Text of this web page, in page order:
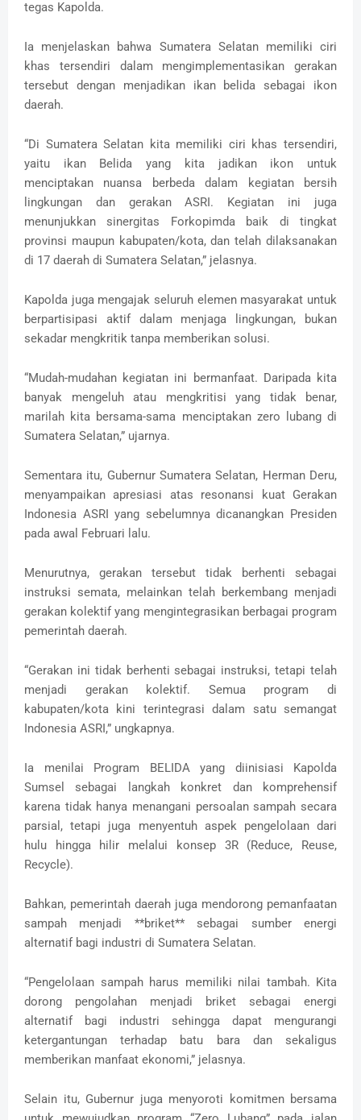
tegas Kapolda.
Ia menjelaskan bahwa Sumatera Selatan memiliki ciri
khas tersendiri dalam mengimplementasikan gerakan
tersebut dengan menjadikan ikan belida sebagai ikon
daerah.
“Di Sumatera Selatan kita memiliki ciri khas tersendiri,
yaitu ikan Belida yang kita jadikan ikon untuk
menciptakan nuansa berbeda dalam kegiatan bersih
lingkungan dan gerakan ASRI. Kegiatan ini juga
menunjukkan sinergitas Forkopimda baik di tingkat
provinsi maupun kabupaten/kota, dan telah dilaksanakan
di 17 daerah di Sumatera Selatan,” jelasnya.
Kapolda juga mengajak seluruh elemen masyarakat untuk
berpartisipasi aktif dalam menjaga lingkungan, bukan
sekadar mengkritik tanpa memberikan solusi.
“Mudah-mudahan kegiatan ini bermanfaat. Daripada kita
banyak mengeluh atau mengkritisi yang tidak benar,
marilah kita bersama-sama menciptakan zero lubang di
Sumatera Selatan,” ujarnya.
Sementara itu, Gubernur Sumatera Selatan, Herman Deru,
menyampaikan apresiasi atas resonansi kuat Gerakan
Indonesia ASRI yang sebelumnya dicanangkan Presiden
pada awal Februari lalu.
Menurutnya, gerakan tersebut tidak berhenti sebagai
instruksi semata, melainkan telah berkembang menjadi
gerakan kolektif yang mengintegrasikan berbagai program
pemerintah daerah.
“Gerakan ini tidak berhenti sebagai instruksi, tetapi telah
menjadi gerakan kolektif. Semua program di
kabupaten/kota kini terintegrasi dalam satu semangat
Indonesia ASRI,” ungkapnya.
Ia menilai Program BELIDA yang diinisiasi Kapolda
Sumsel sebagai langkah konkret dan komprehensif
karena tidak hanya menangani persoalan sampah secara
parsial, tetapi juga menyentuh aspek pengelolaan dari
hulu hingga hilir melalui konsep 3R (Reduce, Reuse,
Recycle).
Bahkan, pemerintah daerah juga mendorong pemanfaatan
sampah menjadi **briket** sebagai sumber energi
alternatif bagi industri di Sumatera Selatan.
“Pengelolaan sampah harus memiliki nilai tambah. Kita
dorong pengolahan menjadi briket sebagai energi
alternatif bagi industri sehingga dapat mengurangi
ketergantungan terhadap batu bara dan sekaligus
memberikan manfaat ekonomi,” jelasnya.
Selain itu, Gubernur juga menyoroti komitmen bersama